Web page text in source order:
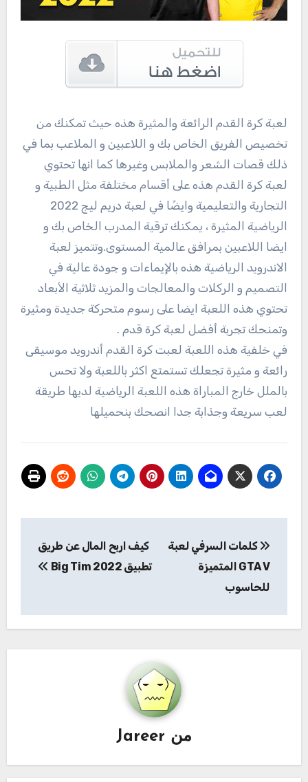
لعبة كرة القدم الرائعة والمثيرة هذه حيث تمكنك من
تخصيص الفريق الخاص بك و اللاعبين و الملاعب بما في
ذلك قصات الشعر والملابس وغيرها كما انها تحتوي
لعبة كرة القدم هذه على أقسام مختلفة مثل الطبية و
التجارية والتعليمية وايضًا في لعبة دريم ليج 2022
الرياضية المثيرة ، يمكنك ترقية المدرب الخاص بك و
ايضا اللاعبين بمرافق عالمية المستوى.وتتميز لعبة
الاندرويد الرياضية هذه بالإيماءات و جودة عالية في
التصميم و الركلات والمعالجات والمزيد ثلاثية الأبعاد
تحتوي هذه اللعبة ايضا على رسوم متحركة جديدة ومثيرة
وتمنحك تجربة أفضل لعبة كرة قدم .
في خلفية هذه اللعبة لعبت كرة القدم أندرويد موسيقى
رائعة و مثيرة تجعلك تستمتع اكثر باللعبة ولا تحس
بالملل خارج المباراة هذه اللعبة الرياضية لديها طريقة
لعب سريعة وجذابة جدا انصحك بنحميلها
المقالات
كلمات السرفي لعبة
GTA V المتميزة
للحاسوب
كيف اربح المال عن طريق
تطبيق Big Tim 2022
من Jareer